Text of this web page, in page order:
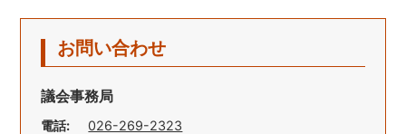
お問い合わせ
議会事務局
電話:
026-269-2323